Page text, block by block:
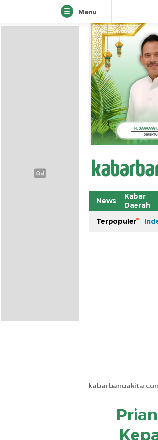
Menu
News
Kabar
Daerah
Terpopuler